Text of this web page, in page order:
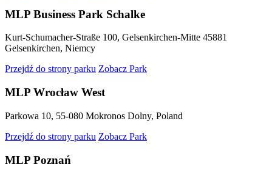
MLP Business Park Schalke
Kurt-Schumacher-Straße 100, Gelsenkirchen-Mitte 45881
Gelsenkirchen, Niemcy
Przejdź do strony parku Zobacz Park
MLP Wrocław West
Parkowa 10, 55-080 Mokronos Dolny, Poland
Przejdź do strony parku Zobacz Park
MLP Poznań